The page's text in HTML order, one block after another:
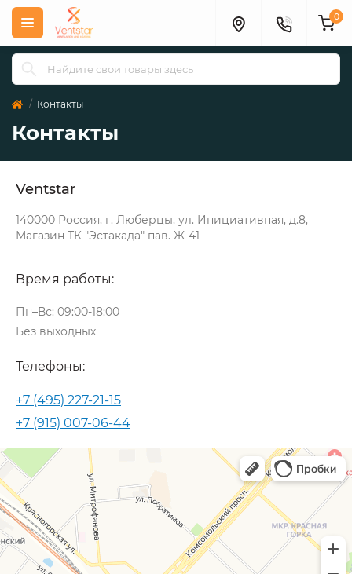
0
Контакты
Контакты
Ventstar
140000 Россия, г. Люберцы, ул. Инициативная, д.8,
Магазин ТК "Эстакада" пав. Ж-41
Время работы:
Пн–Вс: 09:00-18:00
Без выходных
Телефоны:
+7 (495) 227-21-15
+7 (915) 007-06-44